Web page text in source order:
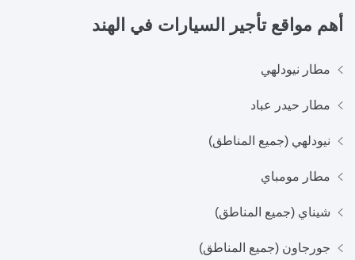
أهم مواقع تأجير السيارات في الهند
مطار نيودلهي
مطار حيدر عباد
نيودلهي (جميع المناطق)
مطار مومباي
شيناي (جميع المناطق)
جورجاون (جميع المناطق)